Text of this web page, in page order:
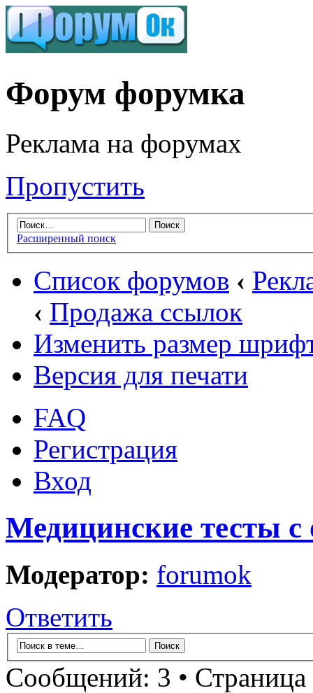
Форум форумка
Реклама на форумах
Пропустить
Расширенный поиск
Список форумов ‹
‹ Продажа ссылок
Изменить размер
Версия для печати
FAQ
Регистрация
Вход
Медицинские тесты с
Модератор: forumok
Ответить
Сообщений: 3 • Страница